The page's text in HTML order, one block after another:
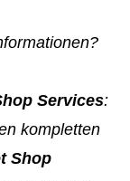
Services:
kompletten
Shop